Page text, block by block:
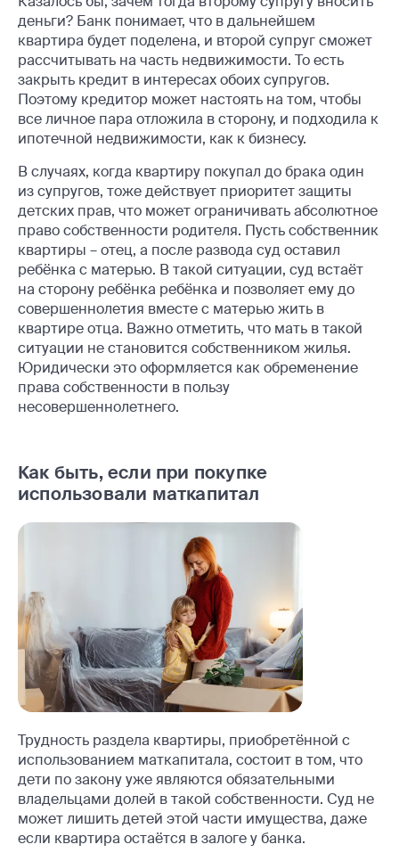
деньги? Банк понимает, что в дальнейшем
квартира будет поделена, и второй супруг сможет
рассчитывать на часть недвижимости. То есть
закрыть кредит в интересах обоих супругов.
Поэтому кредитор может настоять на том, чтобы
все личное пара отложила в сторону, и подходила к
ипотечной недвижимости, как к бизнесу.
В случаях, когда квартиру покупал до брака один
из супругов, тоже действует приоритет защиты
детских прав, что может ограничивать абсолютное
право собственности родителя. Пусть собственник
квартиры – отец, а после развода суд оставил
ребёнка с матерью. В такой ситуации, суд встаёт
на сторону ребёнка ребёнка и позволяет ему до
совершеннолетия вместе с матерью жить в
квартире отца. Важно отметить, что мать в такой
ситуации не становится собственником жилья.
Юридически это оформляется как обременение
права собственности в пользу
несовершеннолетнего.
Как быть, если при покупке
использовали маткапитал
Трудность раздела квартиры, приобретённой с
использованием маткапитала, состоит в том, что
дети по закону уже являются обязательными
владельцами долей в такой собственности. Суд не
может лишить детей этой части имущества, даже
если квартира остаётся в залоге у банка.